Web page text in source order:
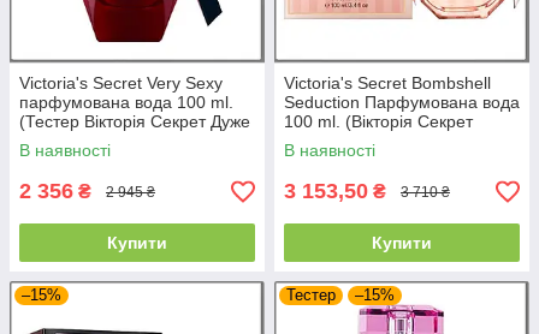
Victoria's Secret Very Sexy
парфумована вода 100 ml.
(Тестер Вікторія Секрет Дуже
сексуальна)
В наявності
2 356 ₴ 2 945 ₴
Купити
Victoria's Secret Bombshell
Seduction Парфумована вода
100 ml. (Вікторія Секрет
Бомбшел Седакшн)
В наявності
3 153,50 ₴ 3 710 ₴
Купити
–15% Тестер –15%